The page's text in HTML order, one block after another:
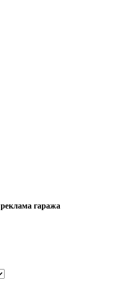
реклама гаража